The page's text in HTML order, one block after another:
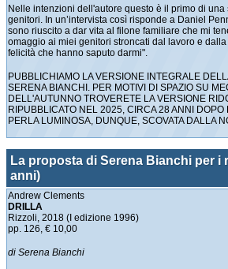
Nelle intenzioni dell'autore questo è il primo di
genitori. In un’intervista così risponde a Daniel
sono riuscito a dar vita al filone familiare che mi
omaggio ai miei genitori stroncati dal lavoro e
felicità che hanno saputo darmi".
PUBBLICHIAMO LA VERSIONE INTEGRALE
SERENA BIANCHI. PER MOTIVI DI SPAZIO SU
DELL'AUTUNNO TROVERETE LA VERSIONE
RIPUBBLICATO NEL 2025, CIRCA 28 ANNI DOPO
PERLA LUMINOSA, DUNQUE, SCOVATA DALLA
La proposta di Serena Bianchi per i
anni)
Andrew Clements
DRILLA
Rizzoli, 2018 (I edizione 1996)
pp. 126, € 10,00
di Serena Bianchi